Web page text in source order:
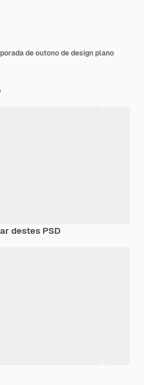
de outono de design plano
destes PSD